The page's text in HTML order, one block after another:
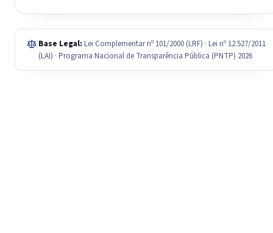
Base Legal: Lei Complementar nº 101/2000 (LRF) · Lei nº 12.527/2011
(LAI) · Programa Nacional de Transparência Pública (PNTP) 2026